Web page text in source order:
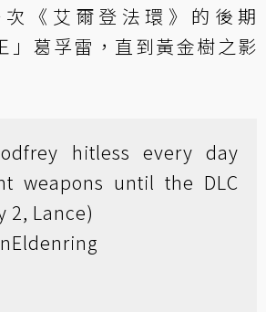
《艾爾登法環》的後期
」葛孚雷，直到黃金樹之影
hitless every day
weapons until the DLC
2, Lance)
Eldenring